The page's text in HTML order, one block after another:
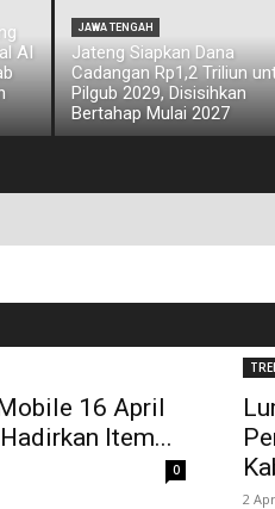
AI
JAWA TENGAH
Jateng Siapkan Dana
Cadangan Rp1,2 Triliun
Pilgub 2029, Disisihkan
Bertahap Mulai 2027
16 April
Item...
0
2